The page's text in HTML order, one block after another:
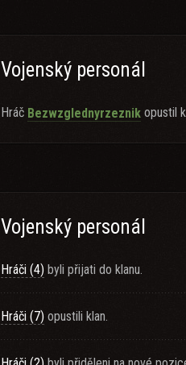
Vojenský personál
Hráč Bezwzglednyrzeznik opustil
Vojenský personál
Hráči (4) byli přijati do klanu.
Hráči (7) opustili klan.